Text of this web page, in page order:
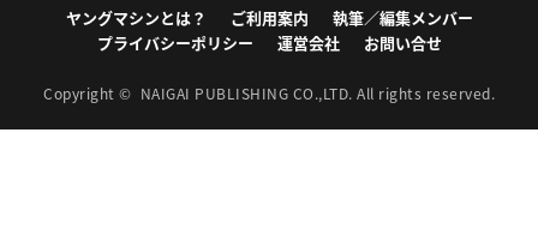
ヤングマシンとは？ ご利用案内
執筆／編集メンバー
プライバシーポリシー
運営会社 お問い合せ
Copyright © NAIGAI PUBLISHING CO.,LTD. All rights reserved.